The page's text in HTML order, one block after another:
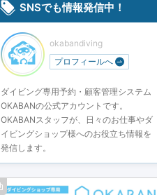
SNSでも情報発信中！
okabandiving
プロフィールへ
ダイビング専用予約・顧客管理システム
OKABANの公式アカウントです。
OKABANスタッフが、日々のお仕事やダ
イビングショップ様へのお役立ち情報を
発信します。